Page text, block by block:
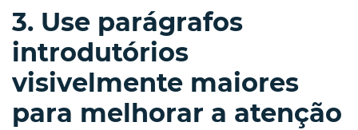
3. Use parágrafos
introdutórios
visivelmente maiores
para melhorar a atenção